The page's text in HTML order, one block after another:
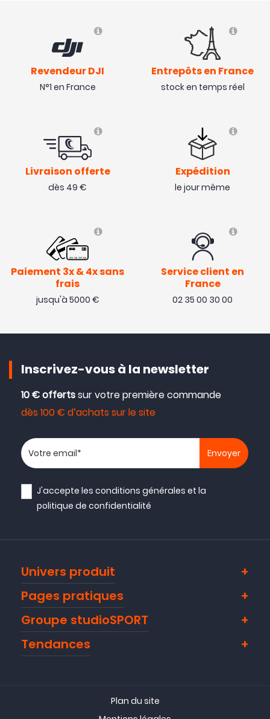
Revendeur DJI
N°1 en France
Entrepôts en France
stock en temps réel
Livraison offerte
dès 49 €
Expédition
le jour même
Paiement 3x & 4x sans
frais
jusqu'à 5000 €
Service client en
France
02 35 00 30 00
Inscrivez-vous à la newsletter
10 € offertssur votre première commande
dès 100 € d’achats sur le site
Votre adresse email
J'accepte lesconditions générales et la
politique de confidentialité
Univers produit
Pages pratiques
Groupe studioSPORT
Tendances
Plan du site